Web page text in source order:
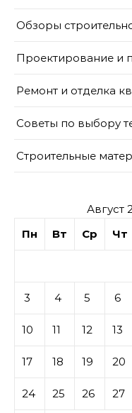
Обзоры
Проектирование и
Ремонт и отделка
Советы по выбору
Строительные
Август
Пн
Вт Ср Чт
3 4 5 6
10 11 12 13
17 18 19 20
24 25 26 27